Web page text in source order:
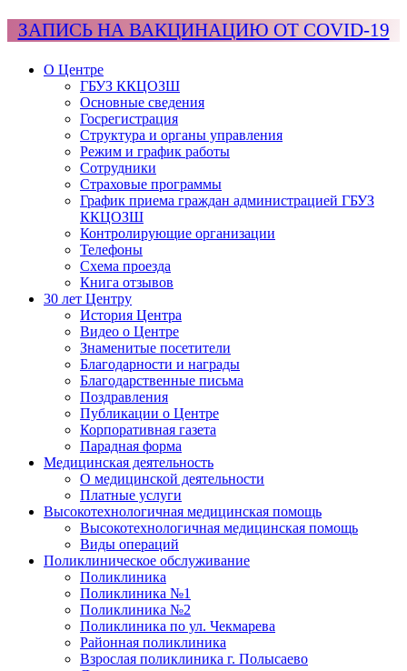
ЗАПИСЬ НА ВАКЦИНАЦИЮ ОТ COVID-19
О Центре
ГБУЗ ККЦОЗШ
Основные сведения
Госрегистрация
Структура и органы управления
Режим и график работы
Сотрудники
Страховые программы
График приема граждан администрацией ГБУЗ
ККЦОЗШ
Контролирующие организации
Телефоны
Схема проезда
Книга отзывов
30 лет Центру
История Центра
Видео о Центре
Знаменитые посетители
Благодарности и награды
Благодарственные письма
Поздравления
Публикации о Центре
Корпоративная газета
Парадная форма
Медицинская деятельность
О медицинской деятельности
Платные услуги
Высокотехнологичная медицинская помощь
Высокотехнологичная медицинская помощь
Виды операций
Поликлиническое обслуживание
Поликлиника
Поликлиника №1
Поликлиника №2
Поликлиника по ул. Чекмарева
Районная поликлиника
Взрослая поликлиника г. Полысаево